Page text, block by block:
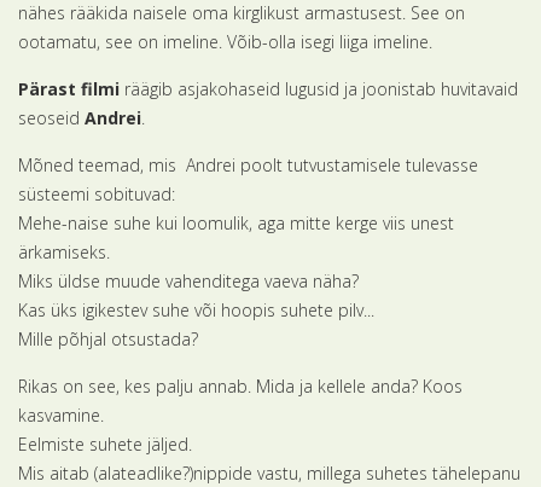
nähes rääkida naisele oma kirglikust armastusest. See on
ootamatu, see on imeline. Võib-olla isegi liiga imeline.
Pärast filmi räägib asjakohaseid lugusid ja joonistab huvitavaid
seoseid Andrei.
Mõned teemad, mis Andrei poolt tutvustamisele tulevasse
süsteemi sobituvad:
Mehe-naise suhe kui loomulik, aga mitte kerge viis unest
ärkamiseks.
Miks üldse muude vahenditega vaeva näha?
Kas üks igikestev suhe või hoopis suhete pilv...
Mille põhjal otsustada?
Rikas on see, kes palju annab. Mida ja kellele anda? Koos
kasvamine.
Eelmiste suhete jäljed.
Mis aitab (alateadlike?)nippide vastu, millega suhetes tähelepanu